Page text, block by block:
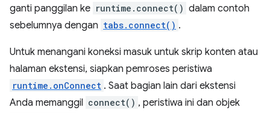
ganti panggilan ke runtime.connect() dalam contoh
sebelumnya dengan tabs.connect() .
Untuk menangani koneksi masuk untuk skrip konten atau
halaman ekstensi, siapkan pemroses peristiwa
runtime.onConnect . Saat bagian lain dari ekstensi
Anda memanggil connect() , peristiwa ini dan objek